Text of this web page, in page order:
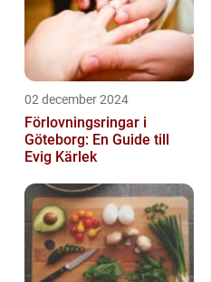
02 december 2024
Förlovningsringar i
Göteborg: En Guide till
Evig Kärlek